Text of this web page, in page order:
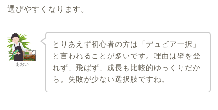
選びやすくなります。
あおい
とりあえず初心者の方は「デュビア一択」
と言われることが多いです。理由は壁を登
れず、飛ばず、成長も比較的ゆっくりだか
ら。失敗が少ない選択肢ですね。